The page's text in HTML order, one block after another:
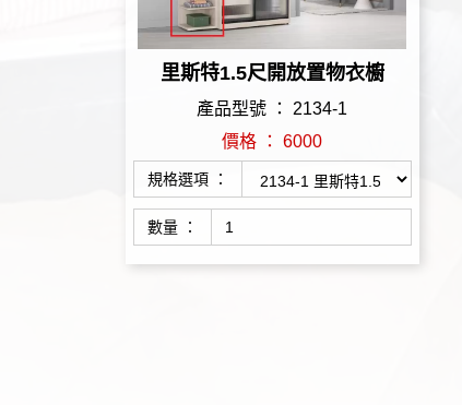
里斯特1.5尺開放置物衣櫥
產品型號 ： 2134-1
價格 ： 6000
規格選項 ：
數量 ：